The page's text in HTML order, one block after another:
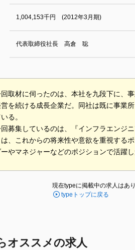
1,004,153千円 (2012年3月期)
代表取締役社長 高倉 聡
取材に伺ったのは、本社を九段下に、
を続ける成長企業だ。同社は既に事業
る。
募集しているのは、『インフラエンジ
は、これからの将来性や意欲を重視する
ーやマネジャーなどのポジションで活躍
現在typeに掲載中の求人はあり
typeトップに戻る
オススメの求人